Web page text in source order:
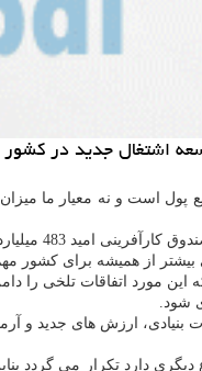
است و نه معیار ما میزان
بیشتر از همیشه برای كشور
مورد اتفاقات تلخی را
شود.
بنیادی، ارزش های جدید و
دارد تكرار می گردد